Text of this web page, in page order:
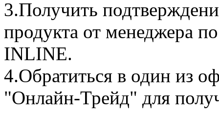
3.Получить
продукта от менеджера
INLINE.
4.Обратиться в один из
"Онлайн-Трейд" для